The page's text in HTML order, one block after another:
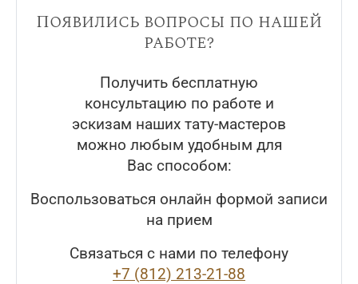
Появились вопросы по нашей
работе?
Получить бесплатную
консультацию по работе и
эскизам наших тату-мастеров
можно любым удобным для
Вас способом:
Воспользоваться онлайн формой записи
на прием
Связаться с нами по телефону
+7 (812) 213-21-88